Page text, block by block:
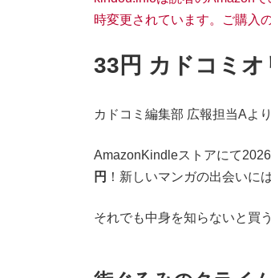
時変更されています。ご購入
33円 カドコミ
カドコミ編集部 広報担当Aよ
AmazonKindleストアにて
円 ！新しいマンガの出会いに
それでも中身を知らないと買